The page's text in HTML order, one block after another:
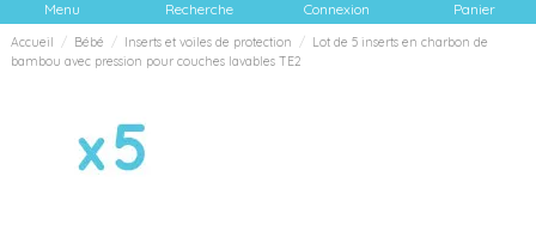
Menu Recherche Connexion Panier
Accueil Bébé Inserts et voiles de protection
Lot de 5 inserts en charbon de
bambou avec pression pour couches lavables TE2